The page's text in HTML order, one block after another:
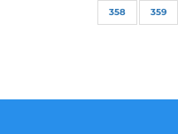
358 359